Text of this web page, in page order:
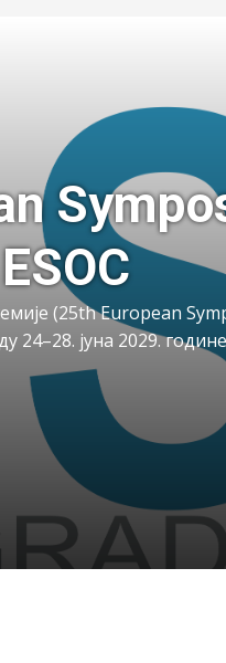
European Symposium
2029. године